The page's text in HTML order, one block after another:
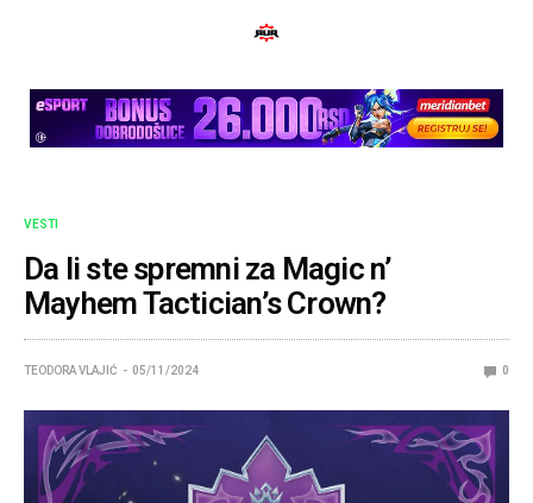
VESTI
Da li ste spremni za Magic n’
Mayhem Tactician’s Crown?
TEODORA VLAJIĆ 05/11/2024 0